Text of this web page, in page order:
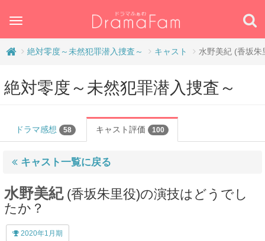
Toggle
絶対零度～未然犯罪潜入捜査～
キャスト 水野美紀 (香坂朱
絶対零度～未然犯罪潜入捜査～
ドラマ感想 58 キャスト評価 100
キャスト一覧に戻る
水野美紀(香坂朱里役)の演技はどうでし
たか？
2020年1月期